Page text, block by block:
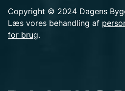
Copyright © 2024 Dagens
Læs vores behandling af
for brug.